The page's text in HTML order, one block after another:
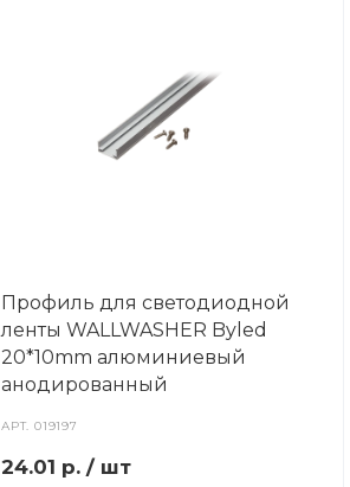
Профиль для светодиодной
ленты WALLWASHER Byled
20*10mm алюминиевый
анодированный
АРТ.019197
24.01 р. / шт